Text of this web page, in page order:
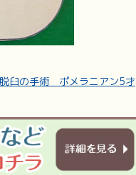
臼の手術 ポメラニアン5才